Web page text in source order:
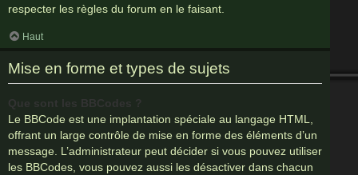
respecter les règles du forum en le faisant.
Haut
Mise en forme et types de sujets
Le BBCode est une implantation spéciale au langage HTML,
offrant un large contrôle de mise en forme des éléments d’un
message. L’administrateur peut décider si vous pouvez utiliser
les BBCodes, vous pouvez aussi les désactiver dans chacun